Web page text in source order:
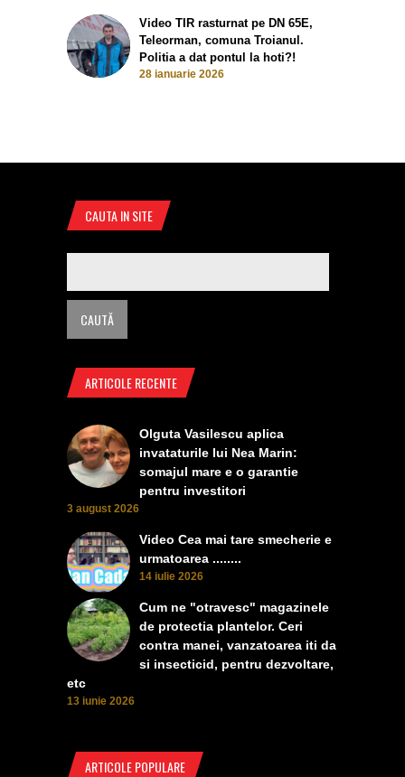
Video TIR rasturnat pe DN 65E,
Teleorman, comuna Troianul.
Politia a dat pontul la hoti?!
28 ianuarie 2026
CAUTA IN SITE
ARTICOLE RECENTE
Olguta Vasilescu aplica
invataturile lui Nea Marin:
somajul mare e o garantie
pentru investitori
3 august 2026
Video Cea mai tare smecherie e
urmatoarea ........
14 iulie 2026
Cum ne "otravesc" magazinele
de protectia plantelor. Ceri
contra manei, vanzatoarea iti da
si insecticid, pentru dezvoltare,
etc
13 iunie 2026
ARTICOLE POPULARE